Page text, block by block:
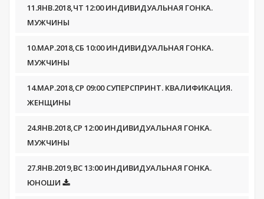
11.ЯНВ.2018,ЧТ 12:00 ИНДИВИДУАЛЬНАЯ ГОНКА.
МУЖЧИНЫ
10.МАР.2018,СБ 10:00 ИНДИВИДУАЛЬНАЯ ГОНКА.
МУЖЧИНЫ
14.МАР.2018,СР 09:00 СУПЕРСПРИНТ. КВАЛИФИКАЦИЯ.
ЖЕНЩИНЫ
24.ЯНВ.2018,СР 12:00 ИНДИВИДУАЛЬНАЯ ГОНКА.
МУЖЧИНЫ
27.ЯНВ.2019,ВС 13:00 ИНДИВИДУАЛЬНАЯ ГОНКА.
ЮНОШИ